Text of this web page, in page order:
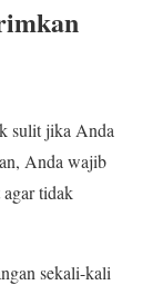
sulit jika Anda
Anda wajib
agar tidak
sekali-kali